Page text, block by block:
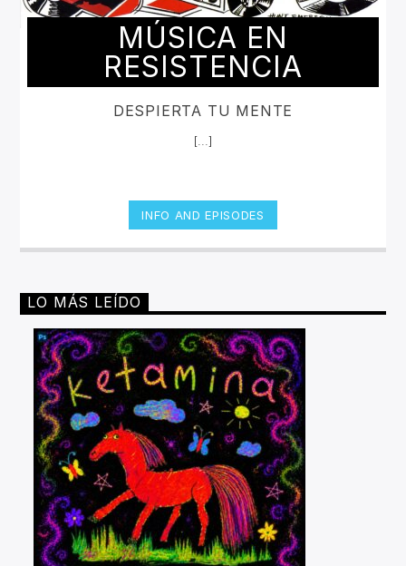
MÚSICA EN
RESISTENCIA
DESPIERTA TU MENTE
[...]
INFO AND EPISODES
LO MÁS LEÍDO